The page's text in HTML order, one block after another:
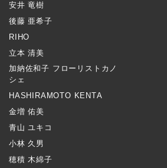
安井 竜樹
後藤 亜希子
RIHO
立本 清美
加納佐和子 フローリストカノ
シェ
HASHIRAMOTO KENTA
金増 佑美
青山 ユキコ
小林 久男
穂積 木綿子